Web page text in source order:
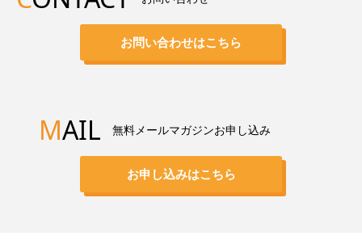
お問い合わせはこちら
MAIL 無料メールマガジンお申し込み
お申し込みはこちら